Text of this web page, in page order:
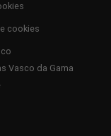
cookies
Vasco da Gama